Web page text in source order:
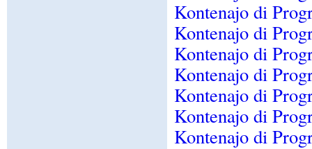
Kontenajo di
Kontenajo di
Kontenajo di
Kontenajo di
Kontenajo di
Kontenajo di
Kontenajo di